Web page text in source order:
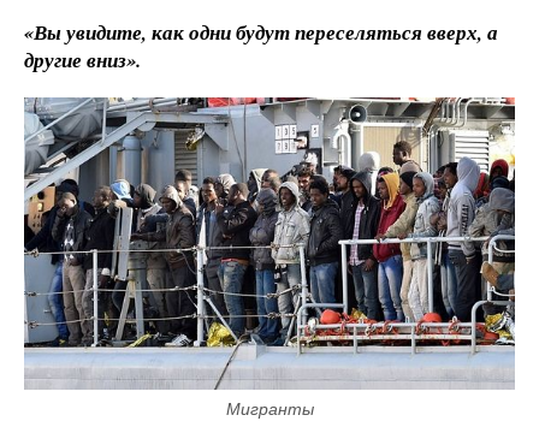
«Вы увидите, как одни будут переселяться вверх, а
другие вниз».
Мигранты